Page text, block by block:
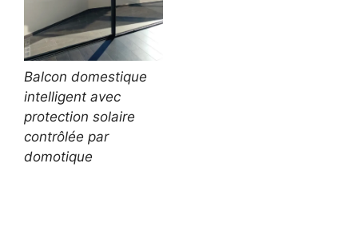
Balcon domestique
intelligent avec
protection solaire
contrôlée par
domotique